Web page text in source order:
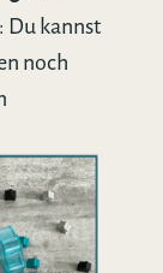
Du kannst
noch